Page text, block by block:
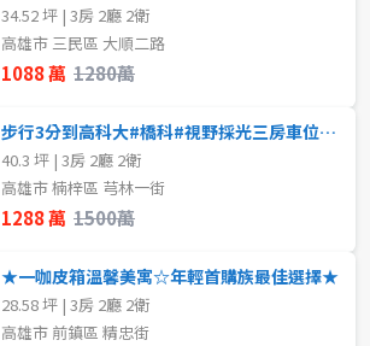
~
3房
3房
34.52 坪 | 3房 2廳 2衛
高雄市 三民區 大順二路
1088 萬 1280萬
步行3分到高科大#橋科#視野採光三房車位#4年屋
40.3 坪 | 3房 2廳 2衛
高雄市 楠梓區 芎林一街
1288 萬 1500萬
★一咖皮箱溫馨美寓☆年輕首購族最佳選擇★
28.58 坪 | 3房 2廳 2衛
高雄市 前鎮區 精忠街